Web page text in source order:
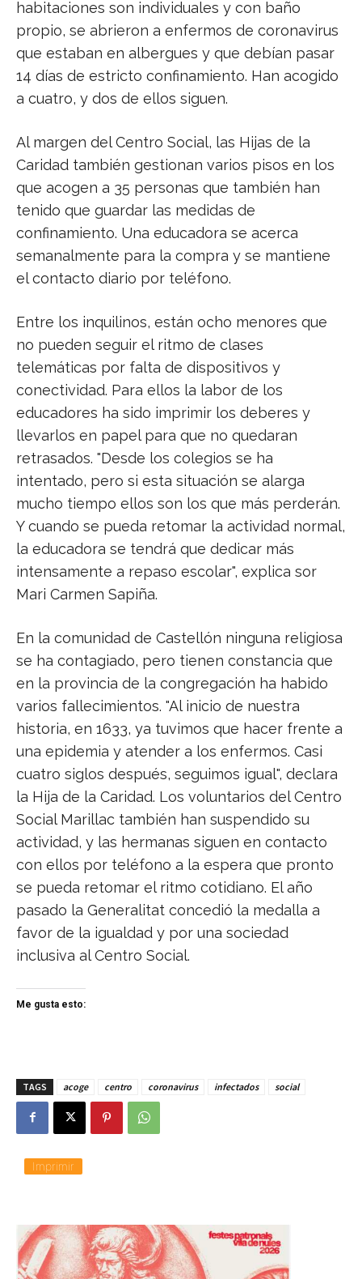
habitaciones son individuales y con baño
propio, se abrieron a enfermos de coronavirus
que estaban en albergues y que debían pasar
14 días de estricto confinamiento. Han acogido
a cuatro, y dos de ellos siguen.
Al margen del Centro Social, las Hijas de la
Caridad también gestionan varios pisos en los
que acogen a 35 personas que también han
tenido que guardar las medidas de
confinamiento. Una educadora se acerca
semanalmente para la compra y se mantiene
el contacto diario por teléfono.
Entre los inquilinos, están ocho menores que
no pueden seguir el ritmo de clases
telemáticas por falta de dispositivos y
conectividad. Para ellos la labor de los
educadores ha sido imprimir los deberes y
llevarlos en papel para que no quedaran
retrasados. "Desde los colegios se ha
intentado, pero si esta situación se alarga
mucho tiempo ellos son los que más perderán.
Y cuando se pueda retomar la actividad normal,
la educadora se tendrá que dedicar más
intensamente a repaso escolar", explica sor
Mari Carmen Sapiña.
En la comunidad de Castellón ninguna religiosa
se ha contagiado, pero tienen constancia que
en la provincia de la congregación ha habido
varios fallecimientos. "Al inicio de nuestra
historia, en 1633, ya tuvimos que hacer frente a
una epidemia y atender a los enfermos. Casi
cuatro siglos después, seguimos igual", declara
la Hija de la Caridad. Los voluntarios del Centro
Social Marillac también han suspendido su
actividad, y las hermanas siguen en contacto
con ellos por teléfono a la espera que pronto
se pueda retomar el ritmo cotidiano. El año
pasado la Generalitat concedió la medalla a
favor de la igualdad y por una sociedad
inclusiva al Centro Social.
Me gusta esto:
TAGS acoge centro coronavirus infectados social
Imprimir